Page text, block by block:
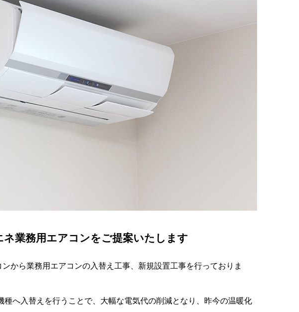
業務用エアコンをご提案いたします
から業務用エアコンの入替え工事、新規設置工事を行っておりま
へ入替えを行うことで、大幅な電気代の削減となり、昨今の温暖化